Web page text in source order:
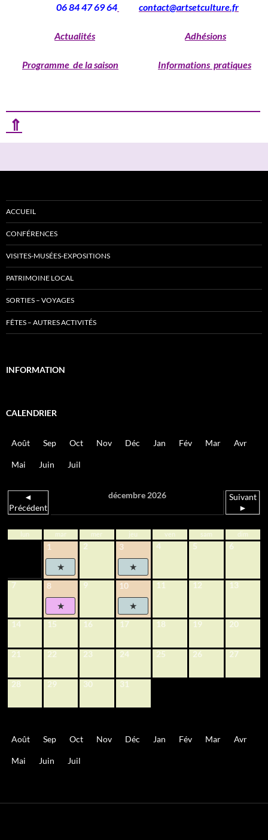
06 84 47 69 64 contact@artsetculture.fr
Actualités Adhésions
Programme de la saison Informations pratiques
⇑
ACCUEIL
CONFÉRENCES
VISITES-MUSÉES-EXPOSITIONS
PATRIMOINE LOCAL
SORTIES – VOYAGES
FÊTES – AUTRES ACTIVITÉS
INFORMATION
CALENDRIER
Août Sep Oct Nov Déc Jan Fév Mar Avr
Mai Juin Juil
◄
Précédent
décembre 2026
Suivant
►
lun mar mer jeu ven sam dim
1 2 3 4 5 6
7 8 9 10 11 12 13
14 15 16 17 18 19 20
21 22 23 24 25 26 27
28 29 30 31
Août Sep Oct Nov Déc Jan Fév Mar Avr
Mai Juin Juil